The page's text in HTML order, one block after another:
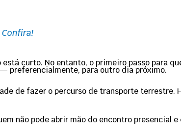
curto. No entanto, o primeiro passo para
preferencialmente, para outro dia próximo.
de fazer o percurso de transporte terrestre.
não pode abrir mão do encontro presencial e